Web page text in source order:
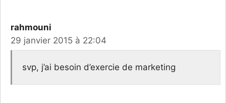
rahmouni
29 janvier 2015 à 22:04
svp, j’ai besoin d’exercie de marketing